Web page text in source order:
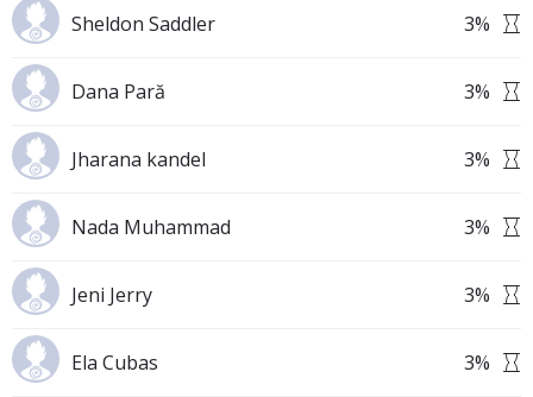
Sheldon Saddler 3%
Dana Pară 3%
Jharana kandel 3%
Nada Muhammad 3%
Jeni Jerry 3%
Ela Cubas 3%